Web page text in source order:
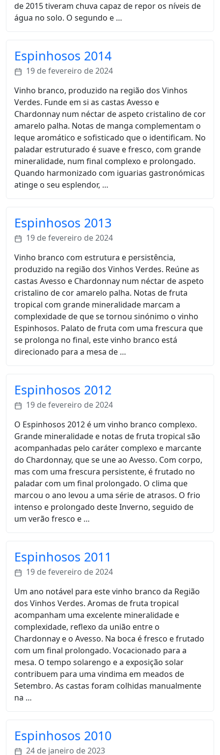
de 2015 tiveram chuva capaz de repor os níveis de
água no solo. O segundo e …
Espinhosos 2014
19 de fevereiro de 2024
Vinho branco, produzido na região dos Vinhos
Verdes. Funde em si as castas Avesso e
Chardonnay num néctar de aspeto cristalino de cor
amarelo palha. Notas de manga complementam o
leque aromático e sofisticado que o identificam. No
paladar estruturado é suave e fresco, com grande
mineralidade, num final complexo e prolongado.
Quando harmonizado com iguarias gastronómicas
atinge o seu esplendor, …
Espinhosos 2013
19 de fevereiro de 2024
Vinho branco com estrutura e persistência,
produzido na região dos Vinhos Verdes. Reúne as
castas Avesso e Chardonnay num néctar de aspeto
cristalino de cor amarelo palha. Notas de fruta
tropical com grande mineralidade marcam a
complexidade de que se tornou sinónimo o vinho
Espinhosos. Palato de fruta com uma frescura que
se prolonga no final, este vinho branco está
direcionado para a mesa de …
Espinhosos 2012
19 de fevereiro de 2024
O Espinhosos 2012 é um vinho branco complexo.
Grande mineralidade e notas de fruta tropical são
acompanhadas pelo caráter complexo e marcante
do Chardonnay, que se une ao Avesso. Com corpo,
mas com uma frescura persistente, é frutado no
paladar com um final prolongado. O clima que
marcou o ano levou a uma série de atrasos. O frio
intenso e prolongado deste Inverno, seguido de
um verão fresco e …
Espinhosos 2011
19 de fevereiro de 2024
Um ano notável para este vinho branco da Região
dos Vinhos Verdes. Aromas de fruta tropical
acompanham uma excelente mineralidade e
complexidade, reflexo da união entre o
Chardonnay e o Avesso. Na boca é fresco e frutado
com um final prolongado. Vocacionado para a
mesa. O tempo solarengo e a exposição solar
contribuem para uma vindima em meados de
Setembro. As castas foram colhidas manualmente
na …
Espinhosos 2010
24 de janeiro de 2023